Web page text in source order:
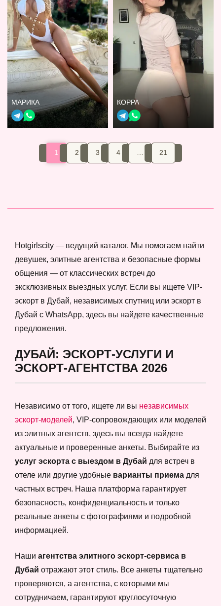
МАРИКА КОРРА
1 2 3 4 21
Hotgirlscity — ведущий каталог. Мы помогаем найти
девушек, элитные агентства и безопасные формы
общения — от классических встреч до
эксклюзивных выездных услуг. Если вы ищете VIP-
эскорт в Дубай, независимых спутниц или эскорт в
Дубай с WhatsApp, здесь вы найдете качественные
предложения.
ДУБАЙ: ЭСКОРТ-УСЛУГИ И
ЭСКОРТ-АГЕНТСТВА 2026
Независимо от того, ищете ли вы независимых
эскорт-моделей, VIP-сопровождающих или моделей
из элитных агентств, здесь вы всегда найдете
актуальные и проверенные анкеты. Выбирайте из
услуг эскорта с выездом в Дубай для встреч в
отеле или другие удобные варианты приема для
частных встреч. Наша платформа гарантирует
безопасность, конфиденциальность и только
реальные анкеты с фотографиями и подробной
информацией.
Наши агентства элитного эскорт-сервиса в
Дубай отражают этот стиль. Все анкеты тщательно
проверяются, а агентства, с которыми мы
сотрудничаем, гарантируют круглосуточную